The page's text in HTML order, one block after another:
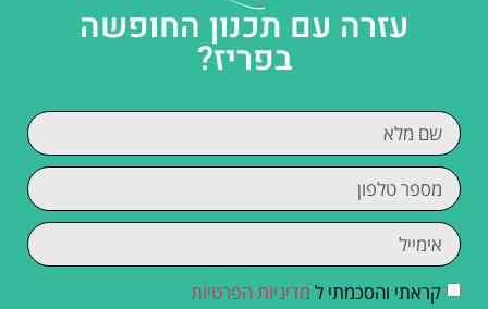
עזרה עם תכנון החופשה
בפריז?
קראתי והסכמתי ל מדיניות הפרטיות